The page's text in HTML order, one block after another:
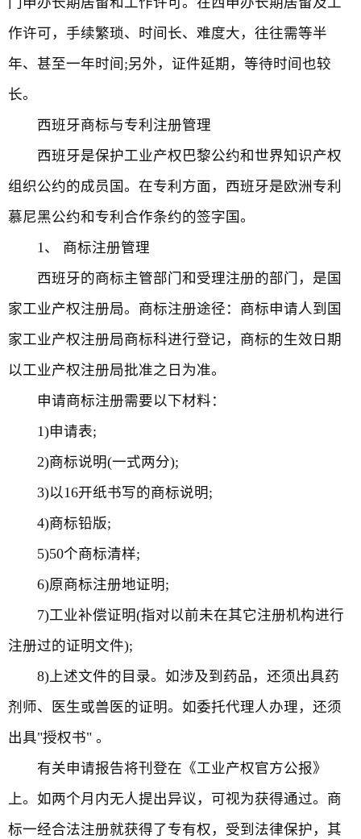
作许可，手续繁琐、时间长、难度大，往往需等半
年、甚至一年时间;另外，证件延期，等待时间也较
长。
西班牙商标与专利注册管理
西班牙是保护工业产权巴黎公约和世界知识产权
组织公约的成员国。在专利方面，西班牙是欧洲专利
慕尼黑公约和专利合作条约的签字国。
1、 商标注册管理
西班牙的商标主管部门和受理注册的部门，是国
家工业产权注册局。商标注册途径：商标申请人到国
家工业产权注册局商标科进行登记，商标的生效日期
以工业产权注册局批准之日为准。
申请商标注册需要以下材料：
1)申请表;
2)商标说明(一式两分);
3)以16开纸书写的商标说明;
4)商标铅版;
5)50个商标清样;
6)原商标注册地证明;
7)工业补偿证明(指对以前未在其它注册机构进行
注册过的证明文件);
8)上述文件的目录。如涉及到药品，还须出具药
剂师、医生或兽医的证明。如委托代理人办理，还须
出具"授权书" 。
有关申请报告将刊登在《工业产权官方公报》
上。如两个月内无人提出异议，可视为获得通过。商
标一经合法注册就获得了专有权，受到法律保护，其